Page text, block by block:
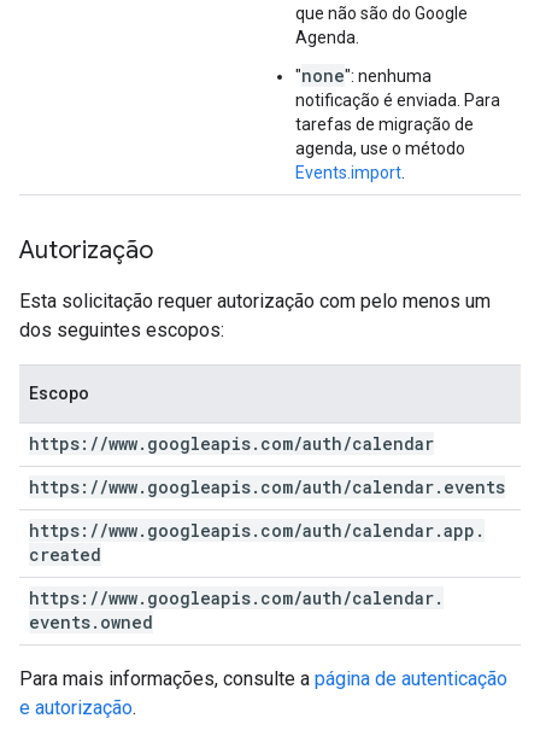
que não são do Google
Agenda.
"none": nenhuma
notificação é enviada. Para
tarefas de migração de
agenda, use o método
Events.import
Autorização
Esta solicitação requer autorização com pelo menos um
dos seguintes escopos:
Escopo
https: //www. googleapis. com/auth/calendar
https: //www. googleapis. com/auth/calendar. events
https: //www. googleapis. com/auth/calendar.app .
created
https: //www. googleapis. com/auth/calendar.
events. owned
Para mais informações, consulte a página de autenticação
e autorização.